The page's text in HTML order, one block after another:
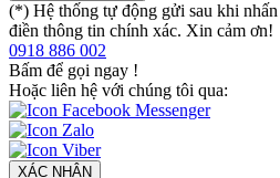
(*) Hệ thống tự động gửi sau khi nhấn
điền thông tin chính xác. Xin cảm ơn!
0918 886 002
Bấm để gọi ngay !
Hoặc liên hệ với chúng tôi qua:
XÁC NHẬN